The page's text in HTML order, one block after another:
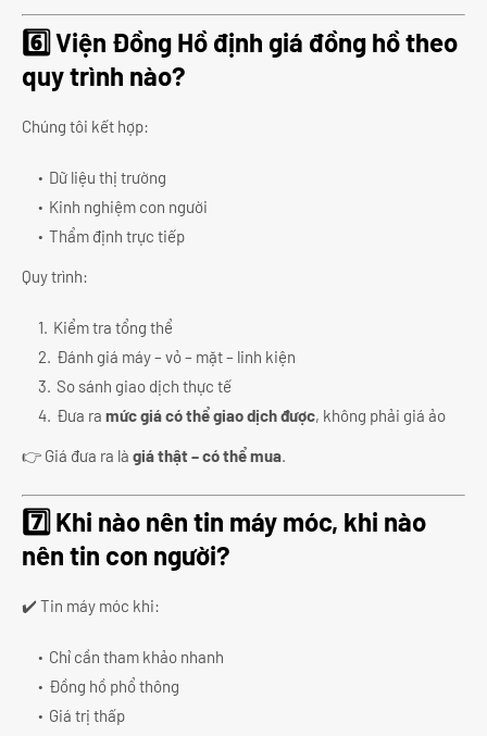
6️⃣ Viện Đồng Hồ định giá đồng hồ theo
quy trình nào?
Chúng tôi kết hợp:
Dữ liệu thị trường
Kinh nghiệm con người
Thẩm định trực tiếp
Quy trình:
Kiểm tra tổng thể
Đánh giá máy – vỏ – mặt – linh kiện
So sánh giao dịch thực tế
Đưa ra mức giá có thể giao dịch được, không phải giá ảo
👉 Giá đưa ra là giá thật – có thể mua
7️⃣ Khi nào nên tin máy móc, khi nào
nên tin con người?
✔️ Tin máy móc khi:
Chỉ cần tham khảo nhanh
Đồng hồ phổ thông
Giá trị thấp